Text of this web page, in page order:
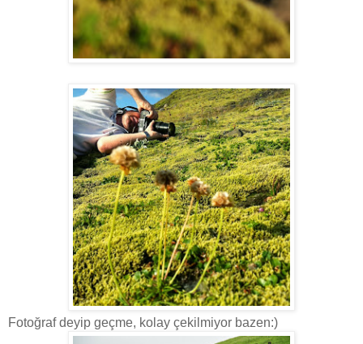
Fotoğraf deyip geçme, kolay çekilmiyor bazen:)